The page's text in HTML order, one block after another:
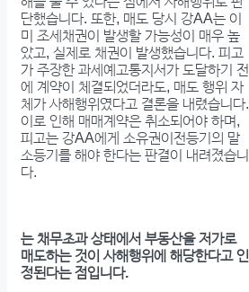
단했습니다. 또한, 매도 당시 강AA는 이
미 조세채권이 발생할 가능성이 매우 높
았고, 실제로 채권이 발생했습니다. 피고
가 주장한 과세예고통지서가 도달하기 전
에 계약이 체결되었더라도, 매도 행위 자
체가 사해행위였다고 결론을 내렸습니다.
이로 인해 매매계약은 취소되어야 하며,
피고는 강AA에게 소유권이전등기의 말
소등기를 해야 한다는 판결이 내려졌습니
다.
는 채무초과 상태에서 부동산을 저가로
매도하는 것이 사해행위에 해당한다고 인
정된다는 점입니다.